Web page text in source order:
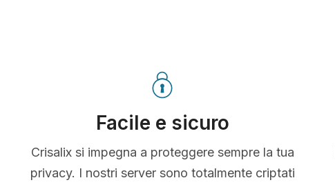
Facile e sicuro
Crisalix si impegna a proteggere sempre la tua
privacy. I nostri server sono totalmente criptati